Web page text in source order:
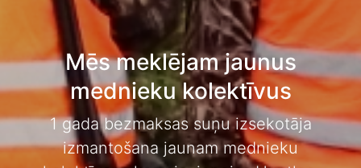
Mēs meklējam jaunus
mednieku kolektīvus
1 gada bezmaksas suņu izsekotāja
izmantošana jaunam mednieku